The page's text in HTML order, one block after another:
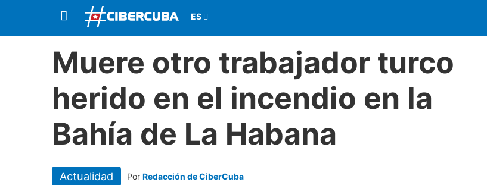
Muere otro trabajador turco
herido en el incendio en la
Bahía de La Habana
Actualidad Por Redacción de CiberCuba